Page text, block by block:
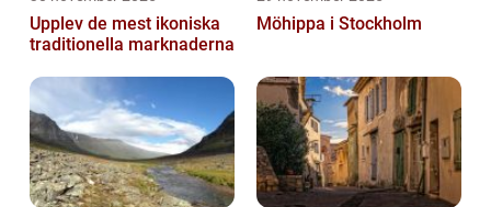
Upplev de mest ikoniska
traditionella marknaderna
Möhippa i Stockholm